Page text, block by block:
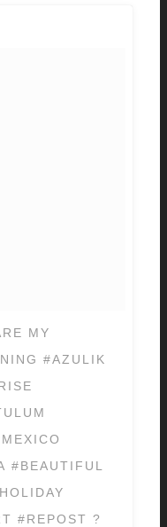
MY
#AZULIK
#BEAUTIFUL
#REPOST ?